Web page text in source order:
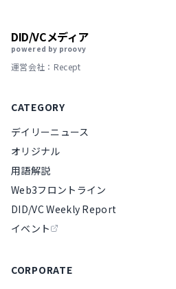
DID/VCメディア
powered by proovy
運営会社：Recept
CATEGORY
デイリーニュース
オリジナル
用語解説
Web3フロントライン
DID/VC Weekly Report
イベント
CORPORATE